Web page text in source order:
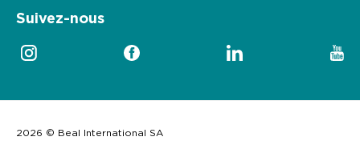
Suivez-nous
2026 © Beal International SA